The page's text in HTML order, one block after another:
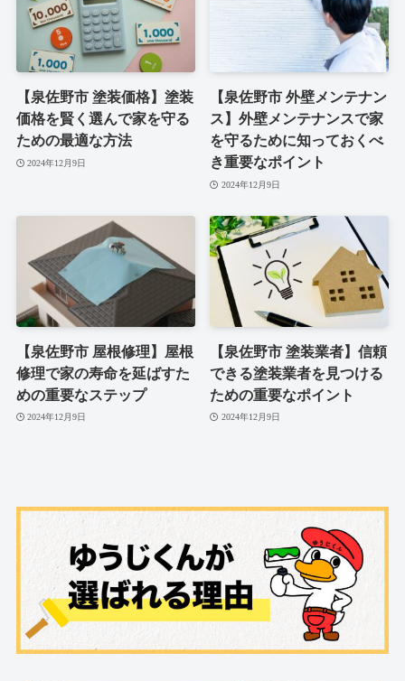
【泉佐野市 塗装価格】塗装
価格を賢く選んで家を守る
ための最適な方法
2024年12月9日
【泉佐野市 外壁メンテナン
ス】外壁メンテナンスで家
を守るために知っておくべ
き重要なポイント
2024年12月9日
【泉佐野市 屋根修理】屋根
修理で家の寿命を延ばすた
めの重要なステップ
2024年12月9日
【泉佐野市 塗装業者】信頼
できる塗装業者を見つける
ための重要なポイント
2024年12月9日